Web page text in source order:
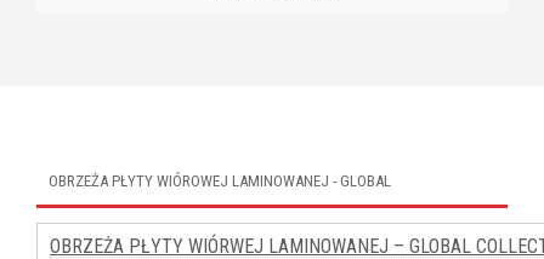
OBRZEŻA PŁYTY WIÓROWEJ LAMINOWANEJ - GLOBAL
OBRZEŻA PŁYTY WIÓRWEJ LAMINOWANEJ – GLOBAL